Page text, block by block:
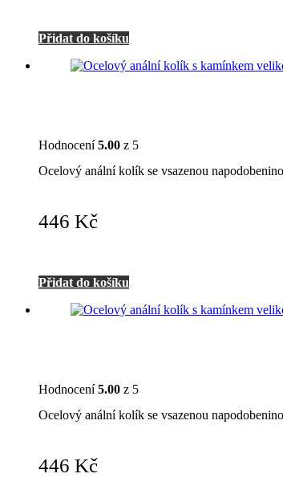
Přidat do košíku
Hodnocení5.00 z 5
Ocelový anální kolík se vsazenou
446 Kč
Přidat do košíku
Hodnocení5.00 z 5
Ocelový anální kolík se vsazenou
446 Kč